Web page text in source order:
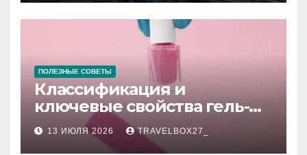
ПОЛЕЗНЫЕ СОВЕТЫ
Классификация и
ключевые свойства гель-
лаков для ногтей
13 ИЮЛЯ 2026 TRAVELBOX27_